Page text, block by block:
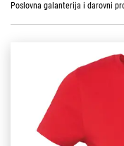
Poslovna galanterija i darovni